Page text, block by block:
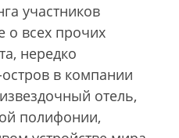
участников
о всех прочих
нередко
в компании
отель,
полифонии,